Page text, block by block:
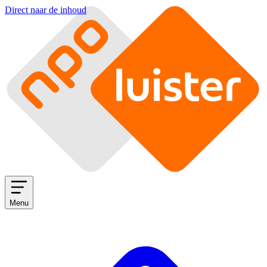
Direct naar de inhoud
Menu